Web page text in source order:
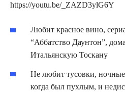
https://youtu.be/_ZAZD3ylG6Y
Любит красное вино,
“Аббатство Даунтон”,
Итальянскую Тоскану
Не любит тусовки, ночные
когда был пухлым, и